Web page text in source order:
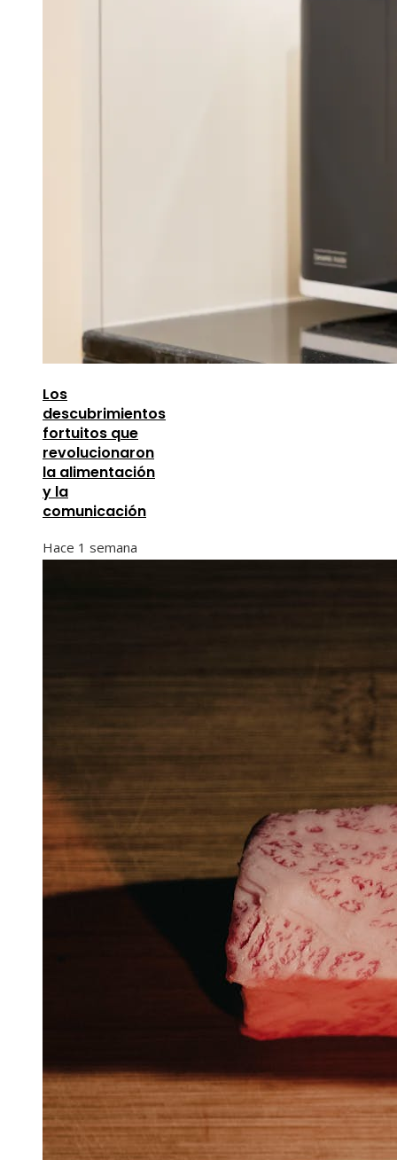
Los
descubrimientos
fortuitos que
revolucionaron
la alimentación
y la
comunicación
Hace 1 semana